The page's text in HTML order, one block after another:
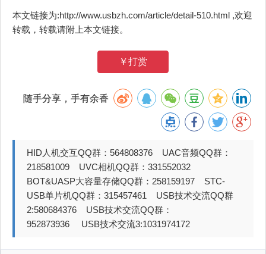
本文链接为:http://www.usbzh.com/article/detail-510.html ,欢迎
转载，转载请附上本文链接。
￥打赏
随手分享，手有余香
HID人机交互QQ群：564808376 UAC音频QQ群：
218581009 UVC相机QQ群：331552032
BOT&UASP大容量存储QQ群：258159197 STC-
USB单片机QQ群：315457461 USB技术交流QQ群
2:580684376 USB技术交流QQ群：
952873936 USB技术交流3:1031974172